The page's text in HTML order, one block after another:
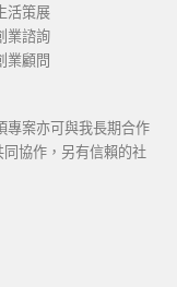
活策展
業諮詢
業顧問
案亦可與我長期合作
協作，另有信賴的社